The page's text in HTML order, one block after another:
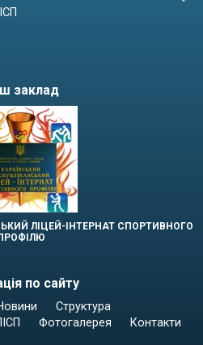
заклад
ЛІЦЕЙ-ІНТЕРНАТ СПОРТИВНОГО
по сайту
Структура
Фотогалерея Контакти